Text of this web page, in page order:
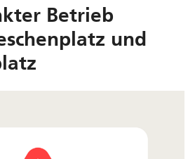
Betrieb
und